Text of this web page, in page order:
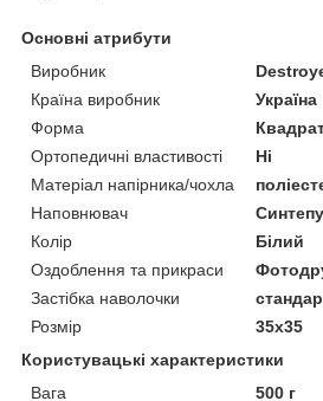
Основні атрибути
Виробник
Країна виробник
Україна
Форма
Ортопедичні властивості
Ні
Матеріал напірника/чохла
Наповнювач
Колір
Білий
Оздоблення та прикраси
Застібка наволочки
Розмір
35x35
Користувацькі характеристики
Вага
500 г